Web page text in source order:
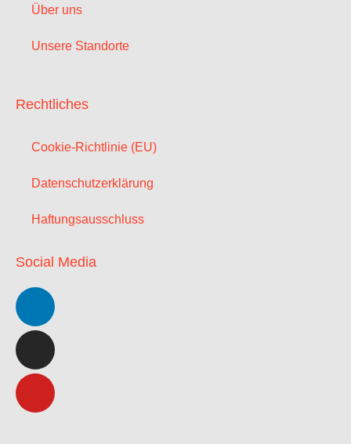
Über uns
Unsere Standorte
Rechtliches
Cookie-Richtlinie (EU)
Datenschutzerklärung
Haftungsausschluss
Social Media